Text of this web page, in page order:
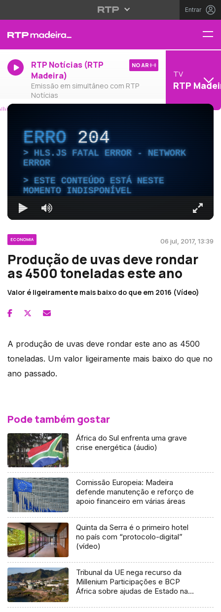
Entrar
RTP Notícias (RTP
Madeira)
Emissão em simultâneo com RTP
Notícias
NO AR
TV
RTP
ERRO204
HLS.JS FATAL ERROR - NETWORK
ERROR
ESTE CONTEÚDO ESTÁ NESTE
MOMENTO INDISPONÍVEL
ECONOMIA 06 jul, 2017, 13:39
Produção de uvas deve rondar
as 4500 toneladas este ano
Valor é ligeiramente mais baixo do que em 2016 (Vídeo)
A produção de uvas deve rondar este ano as 4500
toneladas. Um valor ligeiramente mais baixo do que no
ano passado.
Pode também gostar
África do Sul enfrenta uma grave
crise energética (áudio)
Comissão Europeia: Madeira
defende manutenção e reforço de
apoio financeiro em várias áreas
Quinta da Serra é o primeiro hotel
no país com “protocolo-digital”
(vídeo)
Tribunal da UE nega recurso da
Millenium Participações e BCP
África sobre ajudas de Estado na